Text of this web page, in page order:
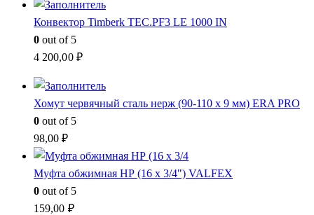
Конвектор Timberk TEC.PF3 LE 1000 IN
0 out of 5
4 200,00 ₽
Хомут червячный сталь нерж (90-110 x 9 мм) ERA PRO
0 out of 5
98,00₽
Муфта обжимная НР (16 x 3/4") VALFEX
0 out of 5
159,00 ₽